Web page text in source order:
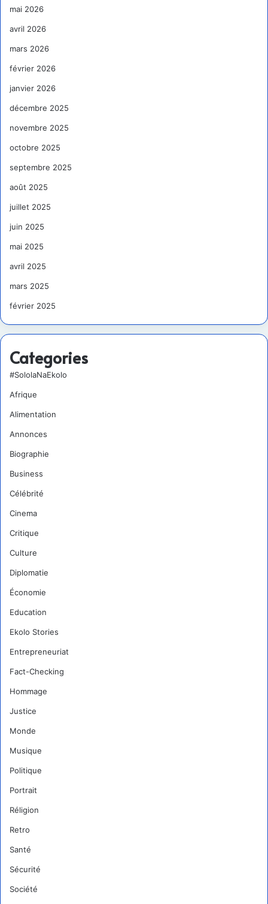
mai 2026
avril 2026
mars 2026
février 2026
janvier 2026
décembre 2025
novembre 2025
octobre 2025
septembre 2025
août 2025
juillet 2025
juin 2025
mai 2025
avril 2025
mars 2025
février 2025
Categories
#SololaNaEkolo
Afrique
Alimentation
Annonces
Biographie
Business
Célébrité
Cinema
Critique
Culture
Diplomatie
Économie
Education
Ekolo Stories
Entrepreneuriat
Fact-Checking
Hommage
Justice
Monde
Musique
Politique
Portrait
Réligion
Retro
Santé
Sécurité
Société